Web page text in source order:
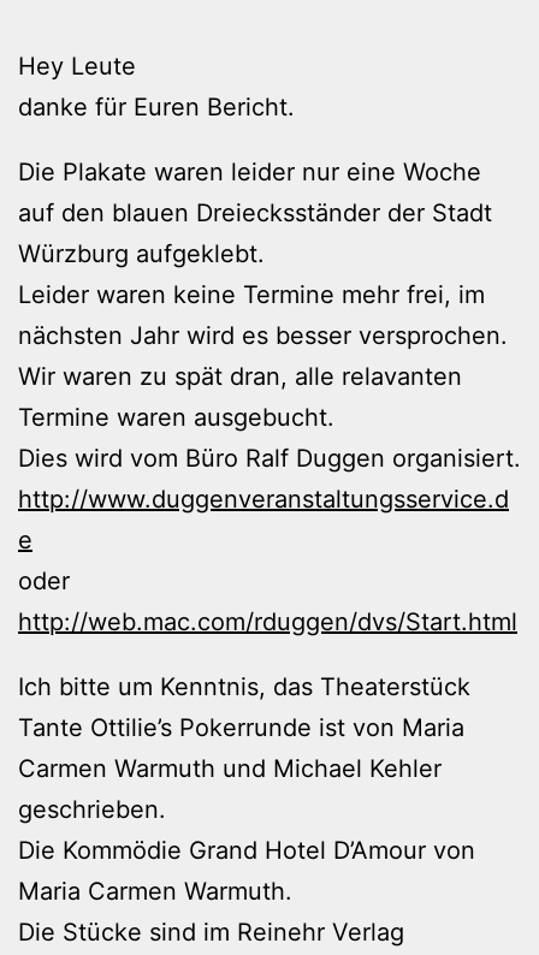
Hey Leute
danke für Euren Bericht.
Die Plakate waren leider nur eine Woche
auf den blauen Dreiecksständer der Stadt
Würzburg aufgeklebt.
Leider waren keine Termine mehr frei, im
nächsten Jahr wird es besser versprochen.
Wir waren zu spät dran, alle relavanten
Termine waren ausgebucht.
Dies wird vom Büro Ralf Duggen organisiert.
http://www.duggenveranstaltungsservice.d
e
oder
http://web.mac.com/rduggen/dvs/Start.html
Ich bitte um Kenntnis, das Theaterstück
Tante Ottilie’s Pokerrunde ist von Maria
Carmen Warmuth und Michael Kehler
geschrieben.
Die Kommödie Grand Hotel D’Amour von
Maria Carmen Warmuth.
Die Stücke sind im Reinehr Verlag